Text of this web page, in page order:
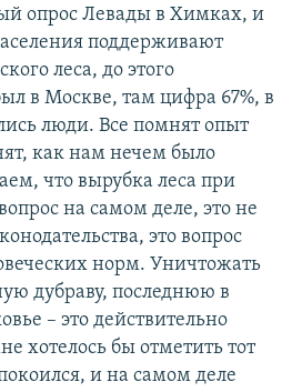
опрос Левады в Химках, и
поддерживают
леса, до этого
в Москве, там цифра 67%, в
люди. Все помнят опыт
как нам нечем было
что вырубка леса при
на самом деле, это не
это вопрос
норм. Уничтожать
дубраву, последнюю в
– это действительно
хотелось бы отметить тот
и на самом деле